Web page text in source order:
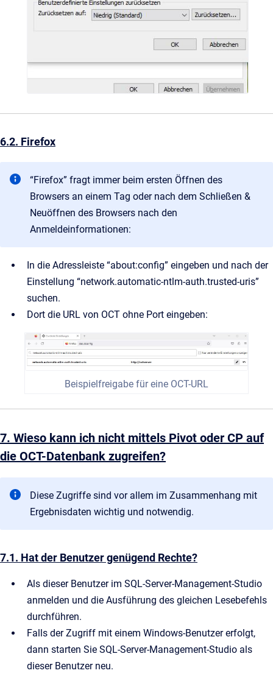
6.2. Firefox
“Firefox” fragt immer beim ersten Öffnen des
Browsers an einem Tag oder nach dem Schließen &
Neuöffnen des Browsers nach den
Anmeldeinformationen:
In die Adressleiste “about:config” eingeben und nach der
Einstellung “network.automatic-ntlm-auth.trusted-uris”
suchen.
Dort die URL von OCT ohne Port eingeben:
Beispielfreigabe für eine OCT-URL
7. Wieso kann ich nicht mittels Pivot oder CP auf
die OCT-Datenbank zugreifen?
Diese Zugriffe sind vor allem im Zusammenhang mit
Ergebnisdaten wichtig und notwendig.
7.1. Hat der Benutzer genügend Rechte?
Als dieser Benutzer im SQL-Server-Management-Studio
anmelden und die Ausführung des gleichen Lesebefehls
durchführen.
Falls der Zugriff mit einem Windows-Benutzer erfolgt,
dann starten Sie SQL-Server-Management-Studio als
dieser Benutzer neu.